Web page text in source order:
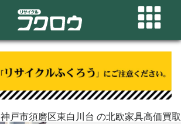
神戸市須磨区東白川台 の北欧家具高価買取